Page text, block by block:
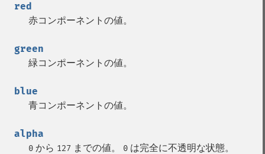
red
赤コンポーネントの値。
green
緑コンポーネントの値。
blue
青コンポーネントの値。
alpha
0 から 127 までの値。 0 は完全に不透明な状態。